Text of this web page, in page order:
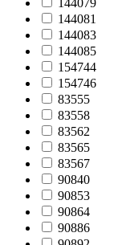
144079
144081
144083
144085
154744
154746
83555
83558
83562
83565
83567
90840
90853
90864
90886